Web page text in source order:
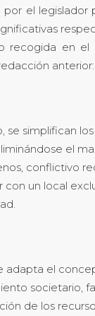
por el legislador
recogida en el
anterior:
se simplifican
el
conflictivo
con un local
adapta el
societario,
de los